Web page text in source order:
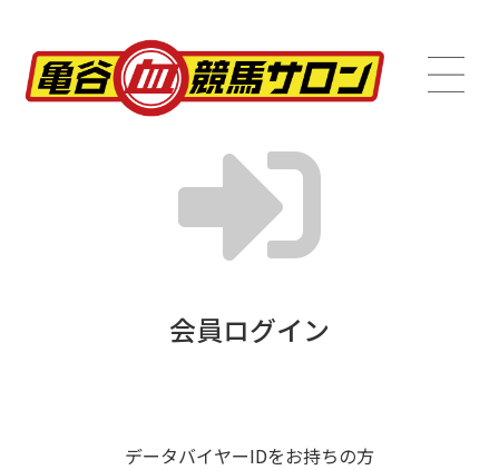
会員ログイン
データバイヤーIDをお持ちの方